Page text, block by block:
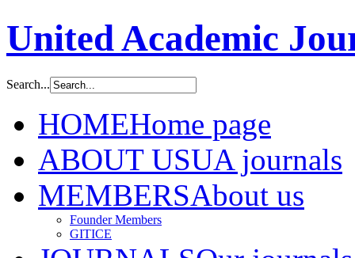
United Academic
Search...
HOMEHome page
ABOUT USUA journals
MEMBERSAbout us
Founder Members
GITICE